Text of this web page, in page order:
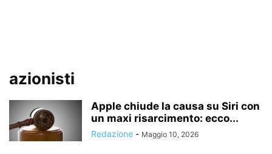
azionisti
Apple chiude la causa su Siri con
un maxi risarcimento: ecco...
Redazione - Maggio 10, 2026